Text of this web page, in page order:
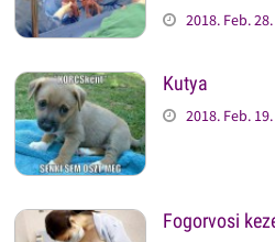
2018. Feb. 28.
Kutya
2018. Feb. 19.
Fogorvosi